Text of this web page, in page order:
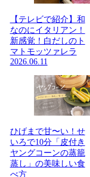
【テレビで紹介】和
なのにイタリアン！
新感覚！白だしのト
マトモッツァレラ
2026.06.11
ひげまで甘〜い！せ
いろで10分「皮付き
ヤングコーンの蒸籠
蒸し」の美味しい食
べ方